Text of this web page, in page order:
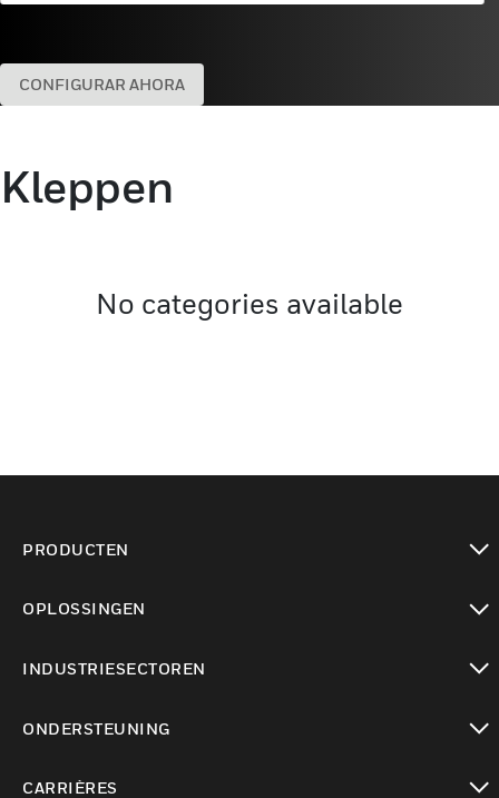
CONFIGURAR AHORA
Kleppen
No categories available
PRODUCTEN
OPLOSSINGEN
INDUSTRIESECTOREN
ONDERSTEUNING
CARRIÈRES